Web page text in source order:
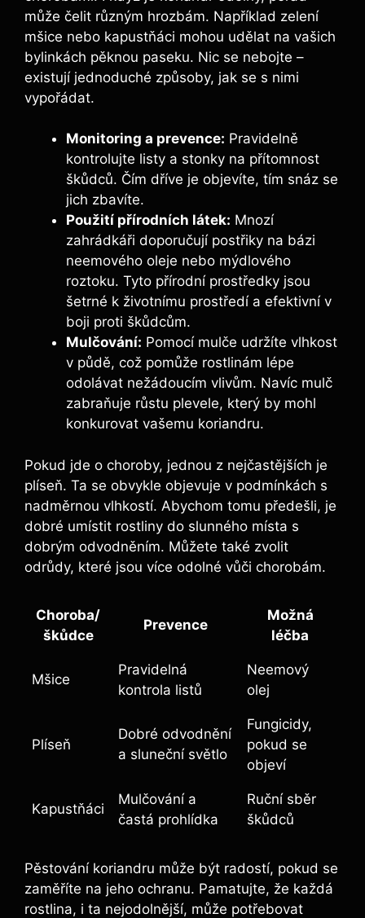
může čelit různým hrozbám. Například zelení
mšice nebo kapustňáci mohou udělat na vašich
bylinkách pěknou paseku. Nic se nebojte –
existují jednoduché způsoby, jak se s nimi
vypořádat.
Monitoring a prevence: Pravidelně
kontrolujte listy a stonky na přítomnost
škůdců. Čím dříve je objevíte, tím snáz se
jich zbavíte.
Použití přírodních látek: Mnozí
zahrádkáři doporučují postřiky na bázi
neemového oleje nebo mýdlového
roztoku. Tyto přírodní prostředky jsou
šetrné k životnímu prostředí a efektivní v
boji proti škůdcům.
Mulčování: Pomocí mulče udržíte vlhkost
v půdě, což pomůže rostlinám lépe
odolávat nežádoucím vlivům. Navíc mulč
zabraňuje růstu plevele, který by mohl
konkurovat vašemu koriandru.
Pokud jde o choroby, jednou z nejčastějších je
plíseň. Ta se obvykle objevuje v podmínkách s
nadměrnou vlhkostí. Abychom tomu předešli, je
dobré umístit rostliny do slunného místa s
dobrým odvodněním. Můžete také zvolit
odrůdy, které jsou více odolné vůči chorobám.
Choroba/
škůdce
Prevence
Možná
léčba
Mšice
Pravidelná
kontrola listů
Neemový
olej
Plíseň
Dobré odvodnění
a sluneční světlo
Fungicidy,
pokud se
objeví
Kapustňáci
Mulčování a
častá prohlídka
Ruční sběr
škůdců
Pěstování koriandru může být radostí, pokud se
zaměříte na jeho ochranu. Pamatujte, že každá
rostlina, i ta nejodolnější, může potřebovat